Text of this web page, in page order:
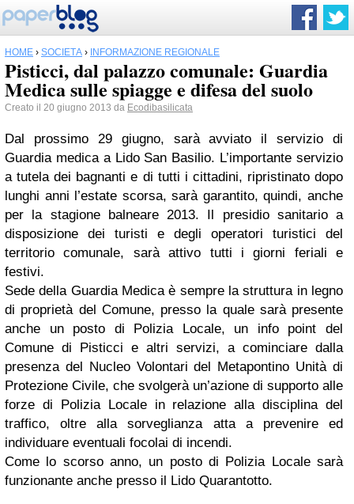
HOME › SOCIETÀ › INFORMAZIONE REGIONALE
Pisticci, dal palazzo comunale: Guardia
Medica sulle spiagge e difesa del suolo
Creato il 20 giugno 2013 da Ecodibasilicata
Dal prossimo 29 giugno, sarà avviato il servizio di
Guardia medica a Lido San Basilio. L’importante servizio
a tutela dei bagnanti e di tutti i cittadini, ripristinato dopo
lunghi anni l’estate scorsa, sarà garantito, quindi, anche
per la stagione balneare 2013. Il presidio sanitario a
disposizione dei turisti e degli operatori turistici del
territorio comunale, sarà attivo tutti i giorni feriali e
festivi.
Sede della Guardia Medica è sempre la struttura in legno
di proprietà del Comune, presso la quale sarà presente
anche un posto di Polizia Locale, un info point del
Comune di Pisticci e altri servizi, a cominciare dalla
presenza del Nucleo Volontari del Metapontino Unità di
Protezione Civile, che svolgerà un’azione di supporto alle
forze di Polizia Locale in relazione alla disciplina del
traffico, oltre alla sorveglianza atta a prevenire ed
individuare eventuali focolai di incendi.
Come lo scorso anno, un posto di Polizia Locale sarà
funzionante anche presso il Lido Quarantotto.